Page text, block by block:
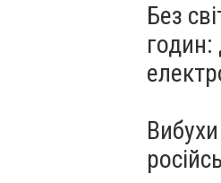
Без
годин: